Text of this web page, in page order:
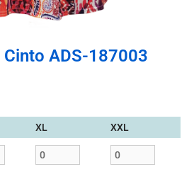
ADS-187003
XL
XXL